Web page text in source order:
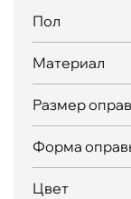
Пол
Материал
Размер
Форма
Цвет